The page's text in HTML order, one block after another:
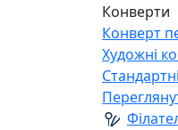
Конверти
Конверт
Художні